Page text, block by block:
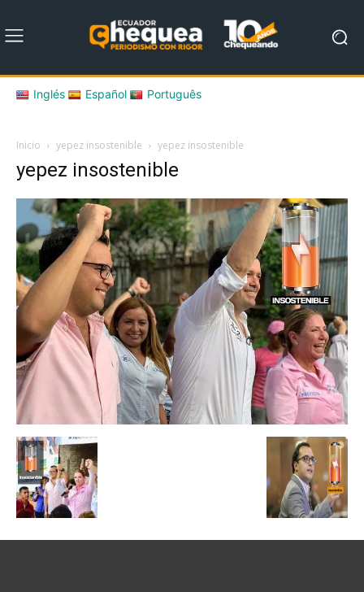
Inglés Español Português
Inicio yepez insostenible yepez insostenible
yepez insostenible